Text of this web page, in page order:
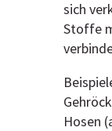
sich
Stoffe
Hosen